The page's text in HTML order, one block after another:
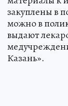
закуплены в
можно в
выдают
Казань».